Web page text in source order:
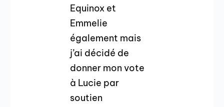
Equinox et
Emmelie
également mais
j’ai décidé de
donner mon vote
à Lucie par
soutien